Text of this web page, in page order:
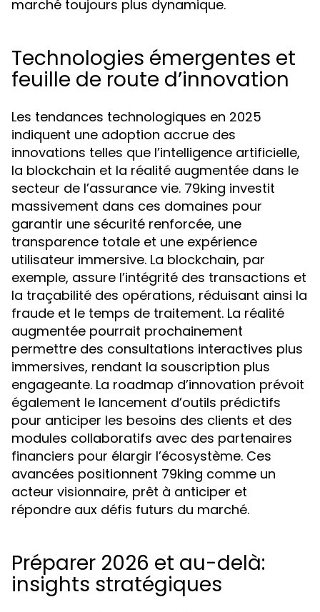
marché toujours plus dynamique.
Technologies émergentes et
feuille de route d’innovation
Les tendances technologiques en 2025
indiquent une adoption accrue des
innovations telles que l’intelligence artificielle,
la blockchain et la réalité augmentée dans le
secteur de l’assurance vie. 79king investit
massivement dans ces domaines pour
garantir une sécurité renforcée, une
transparence totale et une expérience
utilisateur immersive. La blockchain, par
exemple, assure l’intégrité des transactions et
la traçabilité des opérations, réduisant ainsi la
fraude et le temps de traitement. La réalité
augmentée pourrait prochainement
permettre des consultations interactives plus
immersives, rendant la souscription plus
engageante. La roadmap d’innovation prévoit
également le lancement d’outils prédictifs
pour anticiper les besoins des clients et des
modules collaboratifs avec des partenaires
financiers pour élargir l’écosystème. Ces
avancées positionnent 79king comme un
acteur visionnaire, prêt à anticiper et
répondre aux défis futurs du marché.
Préparer 2026 et au-delà:
insights stratégiques